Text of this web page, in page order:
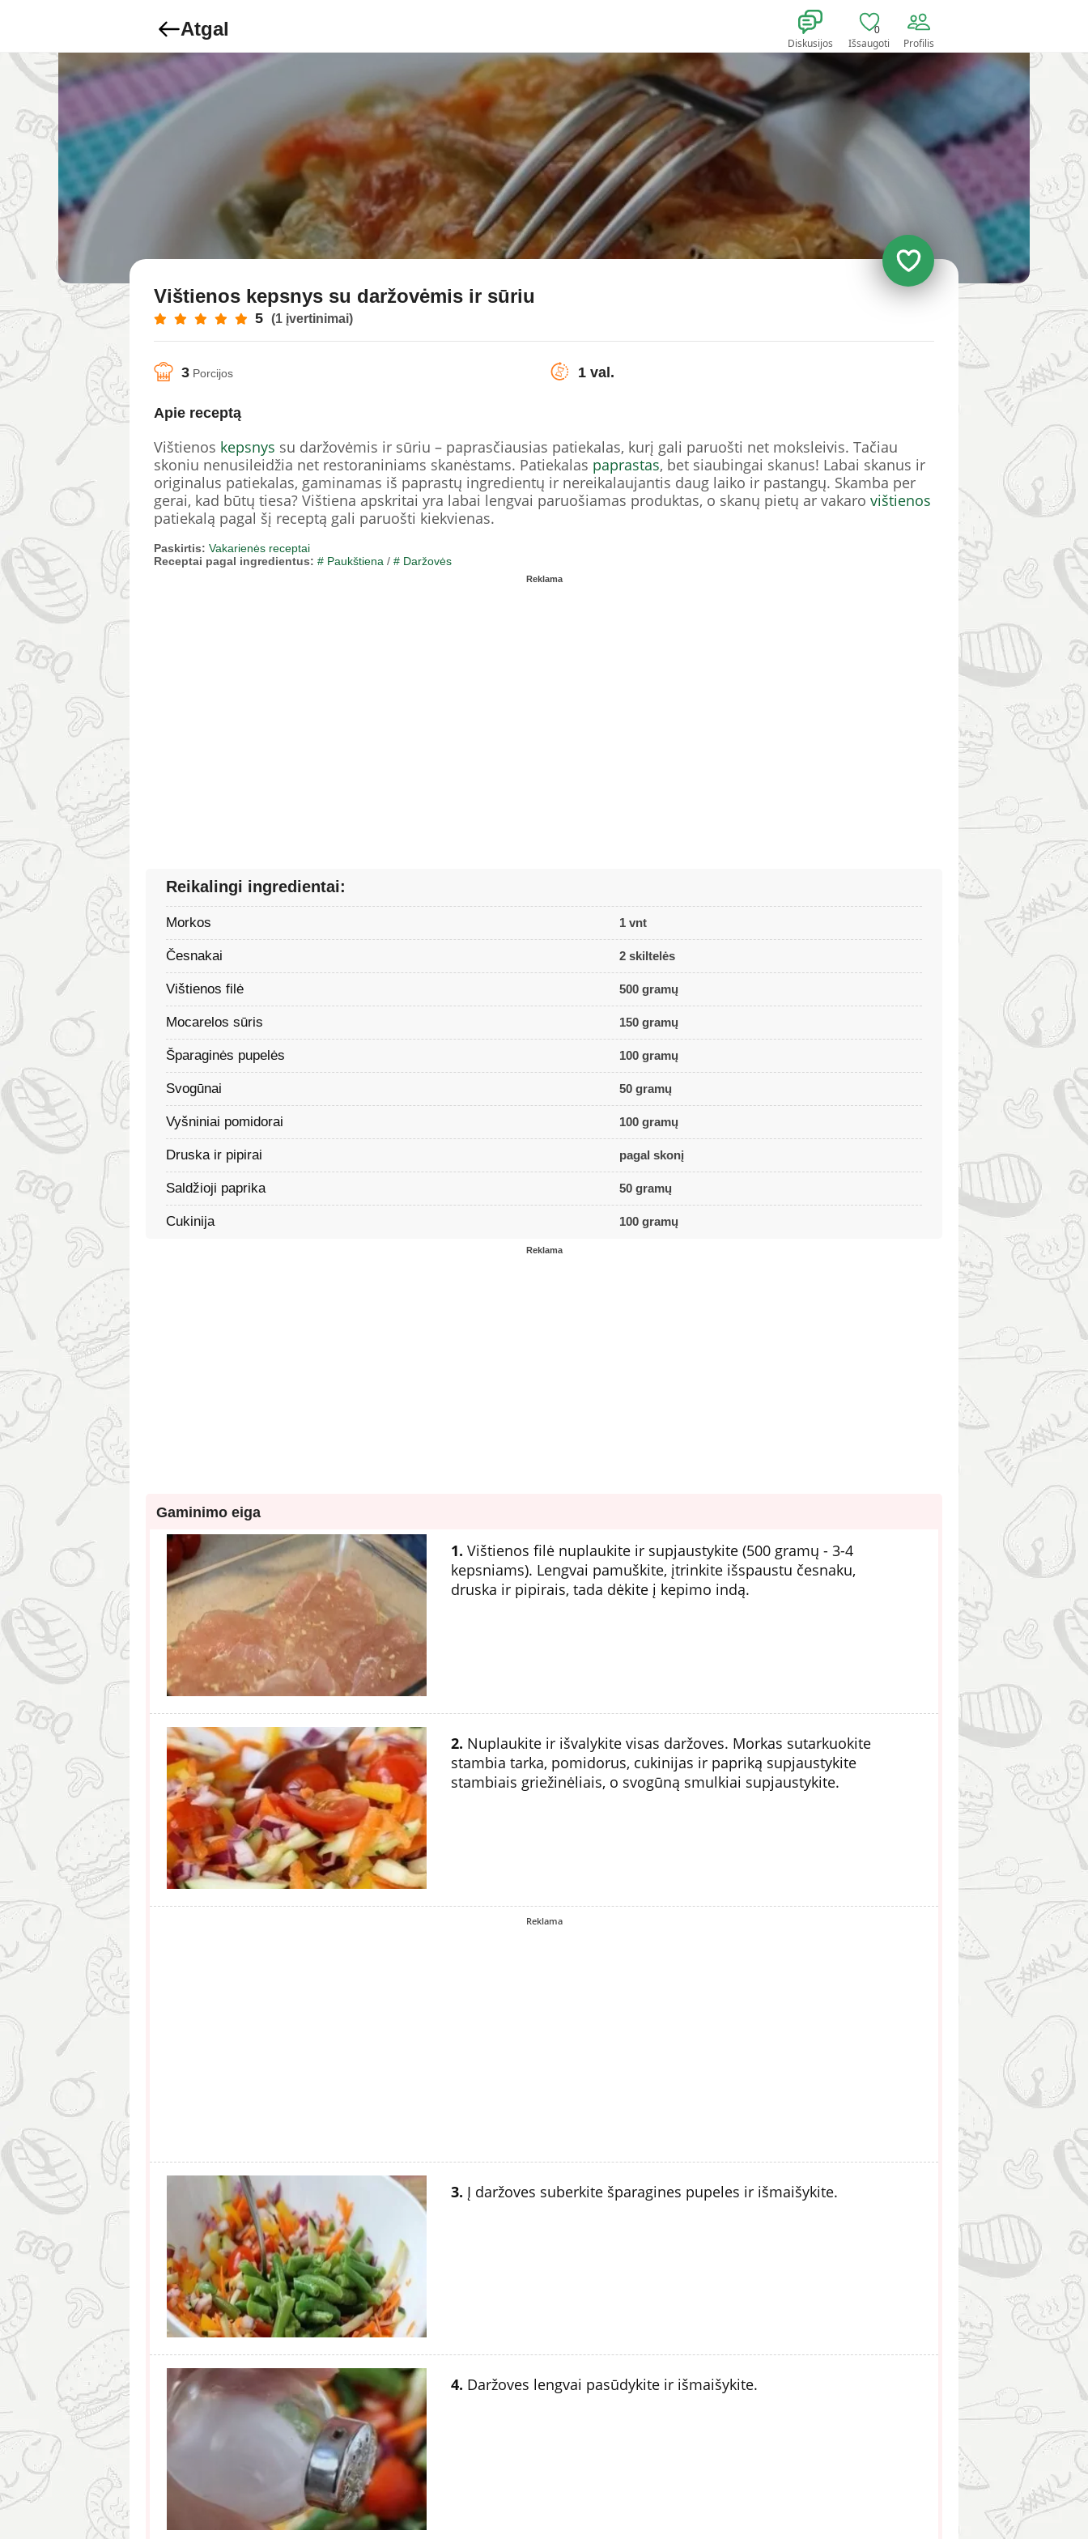
Atgal
Diskusijos
0
Išsaugoti Profilis
Vištienos kepsnys su daržovėmis ir sūriu
5 (1 įvertinimai)
3 Porcijos 1 val.
Apie receptą
Vištienos kepsnys su daržovėmis ir sūriu – paprasčiausias patiekalas, kurį gali paruošti net moksleivis. Tačiau
skoniu nenusileidžia net restoraniniams skanėstams. Patiekalas paprastas, bet siaubingai skanus! Labai skanus ir
originalus patiekalas, gaminamas iš paprastų ingredientų ir nereikalaujantis daug laiko ir pastangų. Skamba per
gerai, kad būtų tiesa? Vištiena apskritai yra labai lengvai paruošiamas produktas, o skanų pietų ar vakaro vištienos
patiekalą pagal šį receptą gali paruošti kiekvienas.
Paskirtis: Vakarienės receptai
Receptai pagal ingredientus: # Paukštiena / # Daržovės
Reklama
Reikalingi ingredientai:
Morkos 1 vnt
Česnakai 2 skiltelės
Vištienos filė 500 gramų
Mocarelos sūris 150 gramų
Šparaginės pupelės 100 gramų
Svogūnai 50 gramų
Vyšniniai pomidorai 100 gramų
Druska ir pipirai pagal skonį
Saldžioji paprika 50 gramų
Cukinija 100 gramų
Reklama
Gaminimo eiga
1. Vištienos filė nuplaukite ir supjaustykite (500 gramų - 3-4
kepsniams). Lengvai pamuškite, įtrinkite išspaustu česnaku,
druska ir pipirais, tada dėkite į kepimo indą.
2. Nuplaukite ir išvalykite visas daržoves. Morkas sutarkuokite
stambia tarka, pomidorus, cukinijas ir papriką supjaustykite
stambiais griežinėliais, o svogūną smulkiai supjaustykite.
Reklama
3. Į daržoves suberkite šparagines pupeles ir išmaišykite.
4. Daržoves lengvai pasūdykite ir išmaišykite.